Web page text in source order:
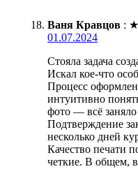
Ваня Кравцов : ★
01.07.2024
Стояла задача
Искал кое-что
Процесс
интуитивно
фото — всё заняло
Подтверждение
несколько дней
Качество печати
четкие. В общем,